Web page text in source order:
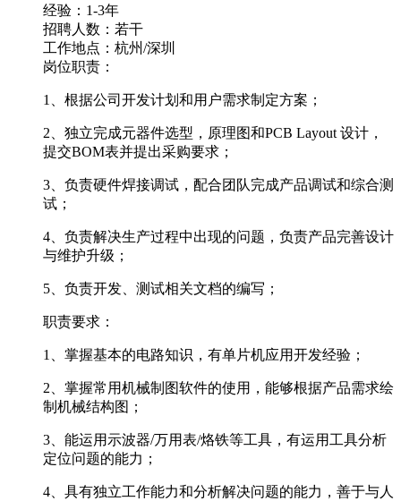
经验：1-3年
招聘人数：若干
工作地点：杭州/深圳
岗位职责：
1、根据公司开发计划和用户需求制定方案；
2、独立完成元器件选型，原理图和PCB Layout 设计，
提交BOM表并提出采购要求；
3、负责硬件焊接调试，配合团队完成产品调试和综合测
试；
4、负责解决生产过程中出现的问题，负责产品完善设计
与维护升级；
5、负责开发、测试相关文档的编写；
职责要求：
1、掌握基本的电路知识，有单片机应用开发经验；
2、掌握常用机械制图软件的使用，能够根据产品需求绘
制机械结构图；
3、能运用示波器/万用表/烙铁等工具，有运用工具分析
定位问题的能力；
4、具有独立工作能力和分析解决问题的能力，善于与人